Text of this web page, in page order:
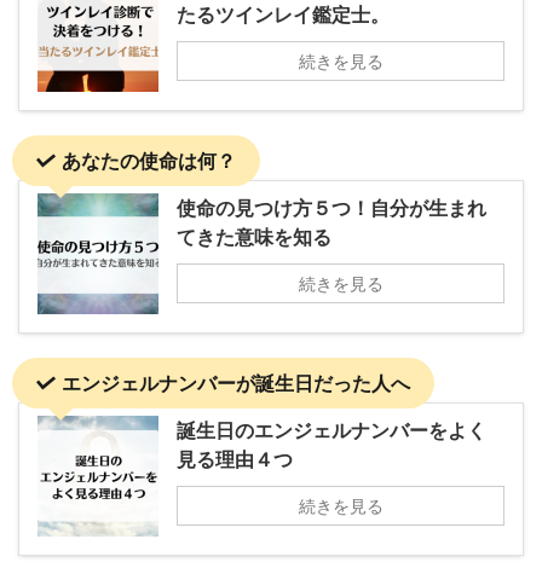
たるツインレイ鑑定士。
続きを見る
あなたの使命は何？
使命の見つけ方５つ！自分が生まれ
てきた意味を知る
続きを見る
エンジェルナンバーが誕生日だった人へ
誕生日のエンジェルナンバーをよく
見る理由４つ
続きを見る